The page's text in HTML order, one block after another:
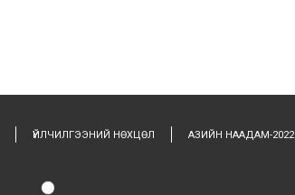
ҮЙЛЧИЛГЭЭНИЙ НӨХЦӨЛ АЗИЙН НААДАМ-2022